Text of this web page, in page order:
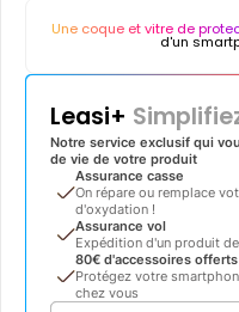
Une coque et vitre de
d'un
Leasi+
Notre service exclusif qui
de vie de votre produit
Assurance casse
On répare ou remplace
d'oxydation !
Assurance vol
Expédition d'un produit
80€ d'accessoires offerts
Protégez votre
chez vous